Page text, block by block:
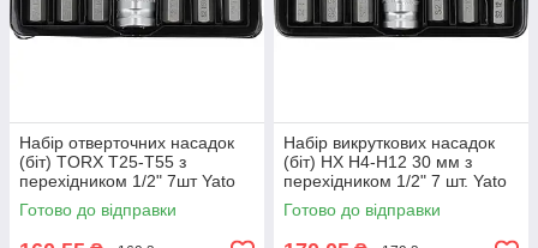
Набір отверточних насадок
(біт) TORX T25-T55 з
перехідником 1/2" 7шт Yato
YT-0410
Готово до відправки
Набір викруткових насадок
(біт) HX H4-H12 30 мм з
перехідником 1/2" 7 шт. Yato
YT-0412
Готово до відправки